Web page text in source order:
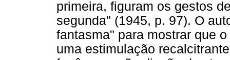
primeira, figuram os gestos
segunda" (1945, p. 97). O
fantasma" para mostrar que
uma estimulação